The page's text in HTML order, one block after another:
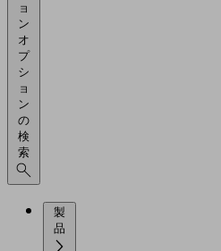
ョ
ン
オ
プ
シ
ョ
ン
の
検
索
製